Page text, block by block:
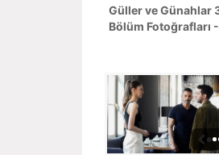
Güller ve Günahlar
Bölüm Fotoğrafları -